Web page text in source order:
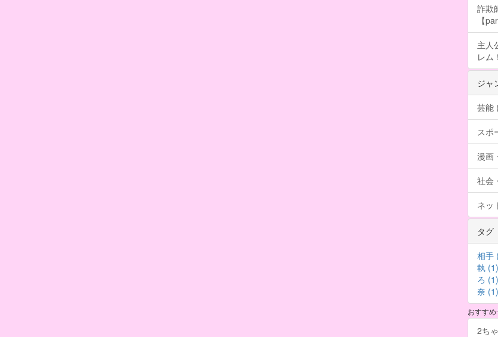
詐欺
【
主人
レム
ジャ
芸能
スポ
漫画
社会
ネッ
タグ
相手
執 (1)
ろ (1)
奈 (1)
おすすめ
2ち